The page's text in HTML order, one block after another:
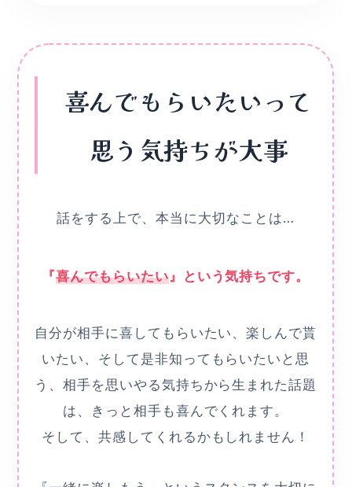
喜んでもらいたいって
思う気持ちが大事
話をする上で、本当に大切なことは…
『喜んでもらいたい』という気持ちです。
自分が相手に喜してもらいたい、楽しんで貰
いたい、そして是非知ってもらいたいと思
う、相手を思いやる気持ちから生まれた話題
は、きっと相手も喜んでくれます。
そして、共感してくれるかもしれません！